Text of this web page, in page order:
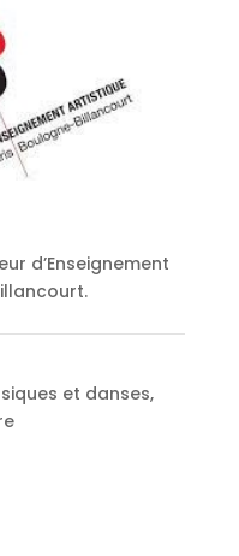
d’Enseignement
et danses,